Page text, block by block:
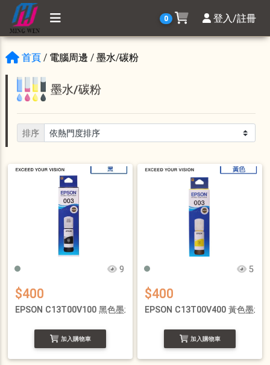
0 登入/註冊
首頁 / 電腦周邊 / 墨水/碳粉
墨水/碳粉
排序
9
$400
EPSON C13T00V100 黑色墨水罐
加入購物車
5
$400
EPSON C13T00V400 黃色墨水罐
加入購物車